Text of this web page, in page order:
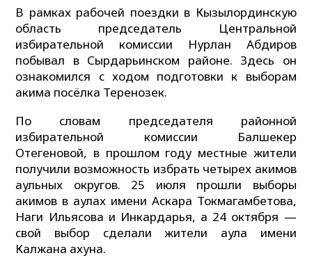
В рамках рабочей поездки в Кызылординскую
область председатель Центральной
избирательной комиссии Нурлан Абдиров
побывал в Сырдарьинском районе. Здесь он
ознакомился с ходом подготовки к выборам
акима посёлка Теренозек.
По словам председателя районной
избирательной комиссии Балшекер
Отегеновой, в прошлом году местные жители
получили возможность избрать четырех акимов
аульных округов. 25 июля прошли выборы
акимов в аулах имени Аскара Токмагамбетова,
Наги Ильясова и Инкардарья, а 24 октября —
свой выбор сделали жители аула имени
Калжана ахуна.